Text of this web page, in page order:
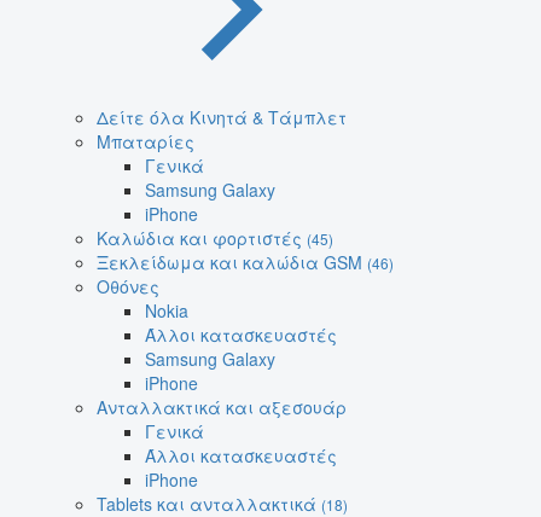
Δείτε όλα Κινητά & Τάμπλετ
Μπαταρίες
Γενικά
Samsung Galaxy
iPhone
Καλώδια και φορτιστές (45)
Ξεκλείδωμα και καλώδια GSM (46)
Οθόνες
Nokia
Άλλοι κατασκευαστές
Samsung Galaxy
iPhone
Ανταλλακτικά και αξεσουάρ
Γενικά
Άλλοι κατασκευαστές
iPhone
Tablets και ανταλλακτικά (18)